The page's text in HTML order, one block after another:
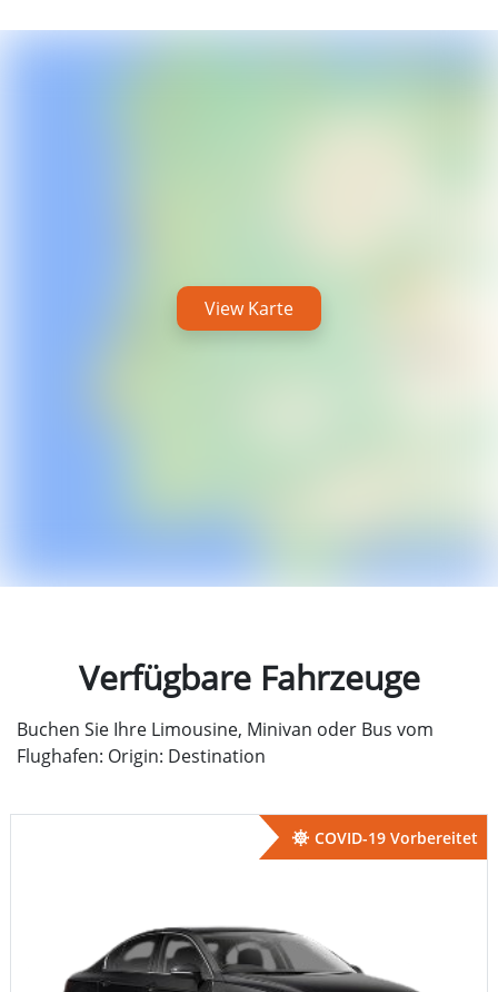
View Karte
Verfügbare Fahrzeuge
Buchen Sie Ihre Limousine, Minivan oder Bus vom
Flughafen: Origin: Destination
COVID-19 Vorbereitet